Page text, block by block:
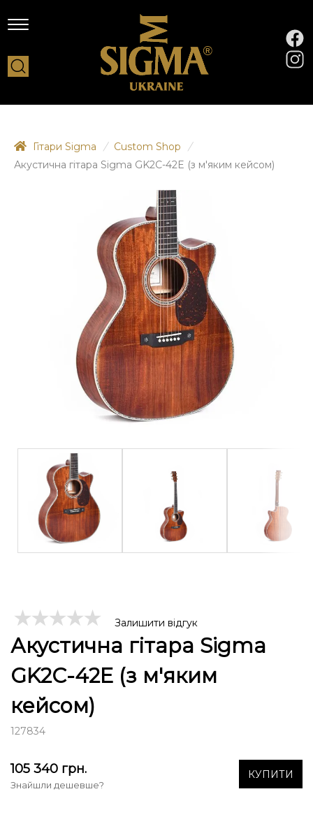
Гітари Sigma / Custom Shop
/
Акустична гітара Sigma GK2C-42E (з м'яким кейсом)
Залишити відгук
Акустична гітара Sigma
GK2C-42E (з м'яким
кейсом)
127834
105 340 грн.
Знайшли дешевше?
КУПИТИ